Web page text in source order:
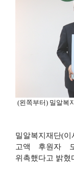
(왼쪽부터) 밀알복
밀알복지재단(이
고액 후원자
위촉했다고 밝혔